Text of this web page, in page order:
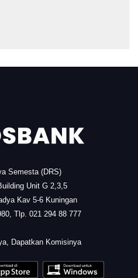
Semesta (DRS)
Unit G 2,3,5
Kav 5-6 Kuningan
Tlp. 021 294 88 777
Dapatkan Komisinya